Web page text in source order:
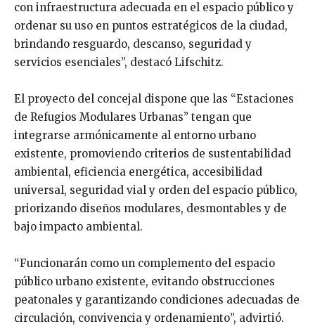
con infraestructura adecuada en el espacio público y
ordenar su uso en puntos estratégicos de la ciudad,
brindando resguardo, descanso, seguridad y
servicios esenciales”, destacó Lifschitz.
El proyecto del concejal dispone que las “Estaciones
de Refugios Modulares Urbanas” tengan que
integrarse armónicamente al entorno urbano
existente, promoviendo criterios de sustentabilidad
ambiental, eficiencia energética, accesibilidad
universal, seguridad vial y orden del espacio público,
priorizando diseños modulares, desmontables y de
bajo impacto ambiental.
“Funcionarán como un complemento del espacio
público urbano existente, evitando obstrucciones
peatonales y garantizando condiciones adecuadas de
circulación, convivencia y ordenamiento”, advirtió.